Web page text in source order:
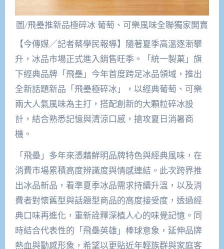
圖/飛壘推新品極碎冰 葡萄、可樂風味全聯獨家開賣
【今傳媒／記者蔡學民報導】隨著夏季高溫逐漸攀
升，冰品市場正式進入銷售旺季。「統一製菓」旗
下經典品牌「飛壘」今年首度跨足冰品領域，推出
全新話題新品「飛壘極碎冰」，以經典葡萄、可樂
兩大人氣風味為主打，搭配創新的大顆粒碎冰設
計，結合熟悉記憶與清涼口感，搶攻夏日消暑商
機。
「飛壘」多年來憑藉鮮明品牌特色與經典風味，在
消費市場累積高度辨識度與情感連結。此次跨界推
出冰品新品，看準夏季冰品需求持續升溫，以及消
費者對懷舊型與話題型商品的高度接受度，透過經
典口味再進化，重新詮釋深植人心的味覺記憶。同
時結合代表性的「飛壘英雄」棒球意象，延伸品牌
熱血與動感形象，希望以更貼近年輕族群與家庭客